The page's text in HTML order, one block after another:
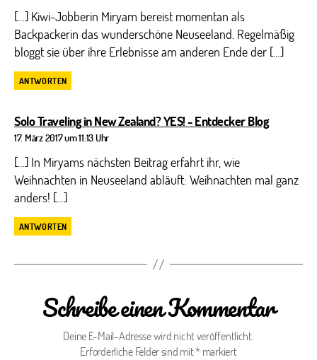
[…] Kiwi-Jobberin Miryam bereist momentan als
Backpackerin das wunderschöne Neuseeland. Regelmäßig
bloggt sie über ihre Erlebnisse am anderen Ende der […]
ANTWORTEN
Solo Traveling in New Zealand? YES! - Entdecker Blogsagt:
17. März 2017 um 11:13 Uhr
[…] In Miryams nächsten Beitrag erfahrt ihr, wie
Weihnachten in Neuseeland abläuft: Weihnachten mal ganz
anders! […]
ANTWORTEN
Schreibe einen Kommentar
Deine E-Mail-Adresse wird nicht veröffentlicht.
Erforderliche Felder sind mit*markiert